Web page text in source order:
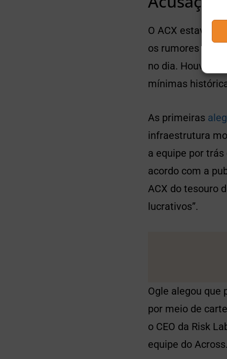
O ACX estava
os rumores
no dia. Houve
mínimas
As primeiras
infraestrutura
a equipe por trás
acordo com a
ACX do tesouro
lucrativos”.
Ogle alegou que
por meio de
o CEO da Risk
equipe do Across.